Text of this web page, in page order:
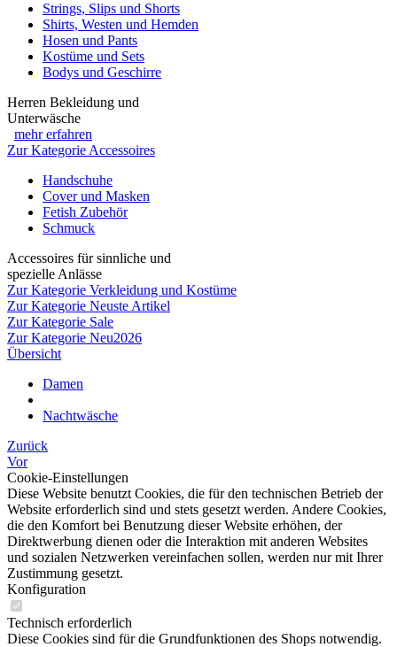
Strings, Slips und Shorts
Shirts, Westen und Hemden
Hosen und Pants
Kostüme und Sets
Bodys und Geschirre
Herren Bekleidung und
Unterwäsche
mehr erfahren
Zur Kategorie Accessoires
Handschuhe
Cover und Masken
Fetish Zubehör
Schmuck
Accessoires für sinnliche und
spezielle Anlässe
Zur Kategorie Verkleidung und Kostüme
Zur Kategorie Neuste Artikel
Zur Kategorie Sale
Zur Kategorie Neu2026
Übersicht
Damen
Nachtwäsche
Zurück
Vor
Cookie-Einstellungen
Diese Website benutzt Cookies, die für den technischen Betrieb der
Website erforderlich sind und stets gesetzt werden. Andere Cookies,
die den Komfort bei Benutzung dieser Website erhöhen, der
Direktwerbung dienen oder die Interaktion mit anderen Websites
und sozialen Netzwerken vereinfachen sollen, werden nur mit Ihrer
Zustimmung gesetzt.
Konfiguration
Technisch erforderlich
Diese Cookies sind für die Grundfunktionen des Shops notwendig.